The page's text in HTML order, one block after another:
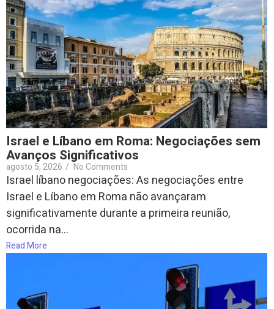
Israel e Líbano em Roma: Negociações sem
Avanços Significativos
agosto 5, 2026 / No Comments
Israel líbano negociações: As negociações entre
Israel e Líbano em Roma não avançaram
significativamente durante a primeira reunião,
ocorrida na...
Read More